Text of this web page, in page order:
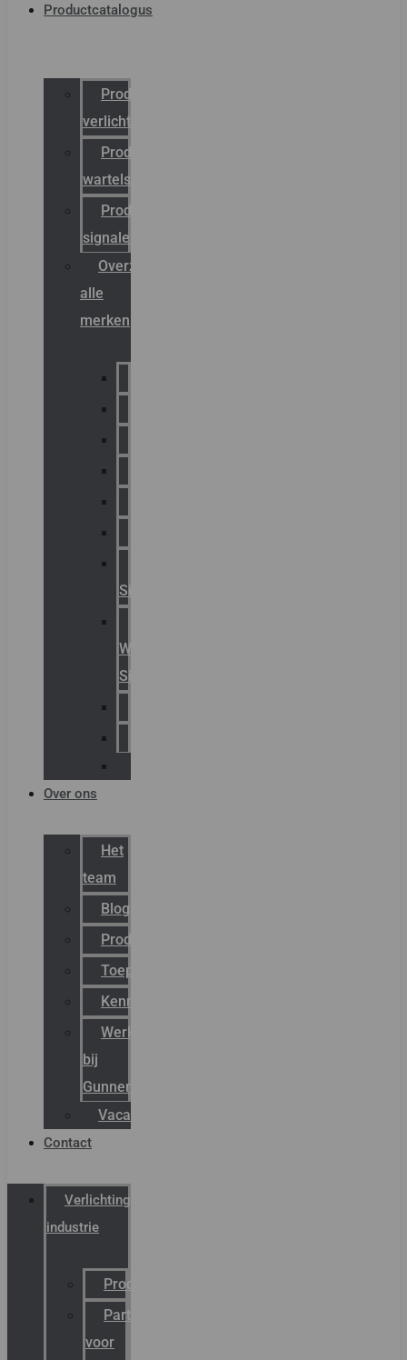
Productcatalogus
Productcatalogus
verlichting
Productcatalogus
wartels
Productcatalogus
signalering
Overzicht
alle
merken
Signaling
Warning
Signals
Over ons
Het
team
Blog
Productnieuws
Toepassingen
Kenniscentrum
Werken
bij
Gunneman
Vacatures
Contact
Verlichting
industrie
Productcatalogus
Partner
voor